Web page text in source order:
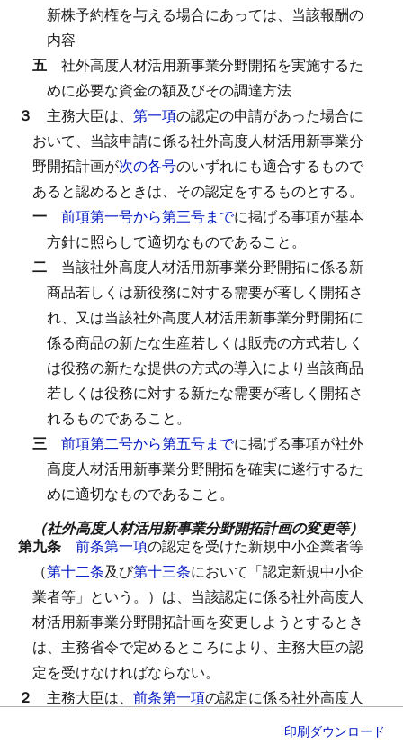
新株予約権を与える場合にあっては、当該報酬の
内容
五 社外高度人材活用新事業分野開拓を実施するた
めに必要な資金の額及びその調達方法
３ 主務大臣は、 第一項の認定の申請があった場合に
おいて、当該申請に係る社外高度人材活用新事業分
野開拓計画が次の各号のいずれにも適合するもので
あると認めるときは、その認定をするものとする。
一 前項第一号から第三号までに掲げる事項が基本
方針に照らして適切なものであること。
二 当該社外高度人材活用新事業分野開拓に係る新
商品若しくは新役務に対する需要が著しく開拓さ
れ、又は当該社外高度人材活用新事業分野開拓に
係る商品の新たな生産若しくは販売の方式若しく
は役務の新たな提供の方式の導入により当該商品
若しくは役務に対する新たな需要が著しく開拓さ
れるものであること。
三 前項第二号から第五号までに掲げる事項が社外
高度人材活用新事業分野開拓を確実に遂行するた
めに適切なものであること。
（社外高度人材活用新事業分野開拓計画の変更等）
第九条 前条第一項の認定を受けた新規中小企業者等
（第十二条及び第十三条において「認定新規中小企
業者等」という。）は、当該認定に係る社外高度人
材活用新事業分野開拓計画を変更しようとするとき
は、主務省令で定めるところにより、主務大臣の認
定を受けなければならない。
２ 主務大臣は、 前条第一項の認定に係る社外高度人
の規定による変更
印刷ダウンロード